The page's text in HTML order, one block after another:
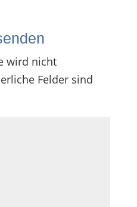
wird nicht
Felder sind